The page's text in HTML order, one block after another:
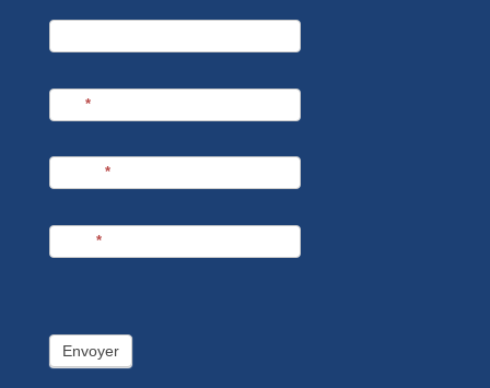
newsletter
*
*
*
Envoyer